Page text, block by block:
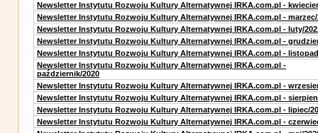
Newsletter Instytutu Rozwoju Kultury Alternatywnej IRKA.com.pl -
Newsletter Instytutu Rozwoju Kultury Alternatywnej IRKA.com.pl - marzec/
Newsletter Instytutu Rozwoju Kultury Alternatywnej IRKA.com.pl - luty/
Newsletter Instytutu Rozwoju Kultury Alternatywnej IRKA.com.pl -
Newsletter Instytutu Rozwoju Kultury Alternatywnej IRKA.com.pl -
Newsletter Instytutu Rozwoju Kultury Alternatywnej IRKA.com.pl -
październik/2020
Newsletter Instytutu Rozwoju Kultury Alternatywnej IRKA.com.pl -
Newsletter Instytutu Rozwoju Kultury Alternatywnej IRKA.com.pl -
Newsletter Instytutu Rozwoju Kultury Alternatywnej IRKA.com.pl - lipiec/
Newsletter Instytutu Rozwoju Kultury Alternatywnej IRKA.com.pl -